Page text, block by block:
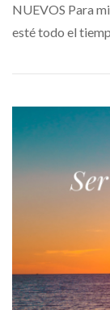
NUEVOS Para
esté todo el